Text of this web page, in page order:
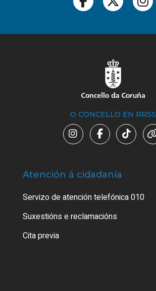
O CONCELLO EN RRSS
Atención á cidadanía
Servizo de atención telefónica 010
Suxestións e reclamacións
Cita previa